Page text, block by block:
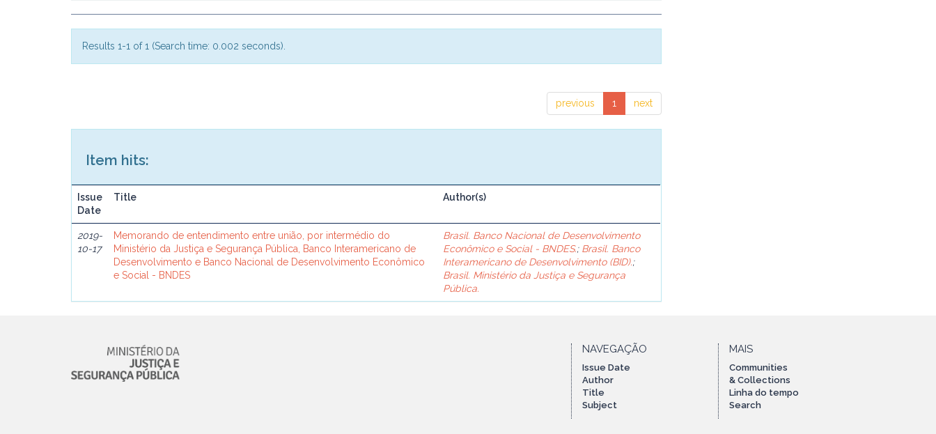
Results 1-1 of 1 (Search time: 0.002 seconds).
previous 1 next
Item hits:
Issue
Date
Title Author(s)
2019-
10-17
Memorando de entendimento entre união, por intermédio do
Ministério da Justiça e Segurança Pública, Banco Interamericano de
Desenvolvimento e Banco Nacional de Desenvolvimento Econômico
e Social - BNDES
Brasil. Banco Nacional de Desenvolvimento
Econômico e Social - BNDES.; Brasil. Banco
Interamericano de Desenvolvimento (BID).;
Brasil. Ministério da Justiça e Segurança
Pública.
NAVEGAÇÃO
Issue Date
Author
Title
Subject
MAIS
Communities
& Collections
Linha do tempo
Search